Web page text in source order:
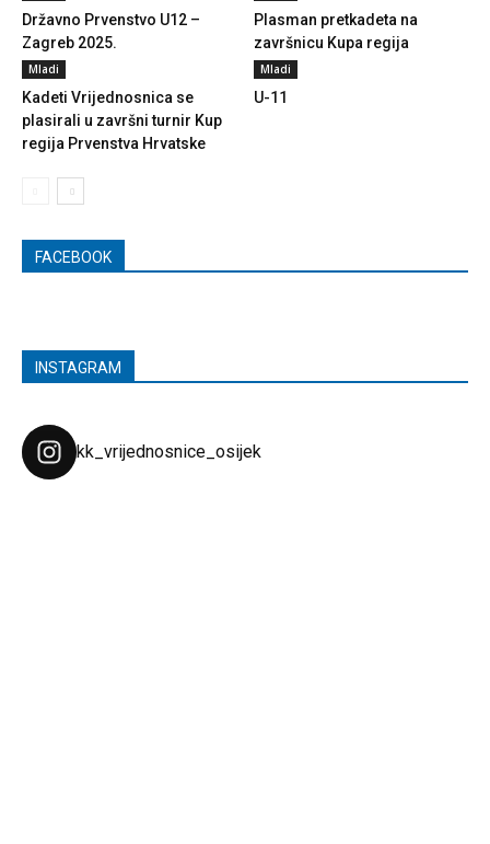
Državno Prvenstvo U12 –
Zagreb 2025.
Plasman pretkadeta na
završnicu Kupa regija
Mladi
Kadeti Vrijednosnica se
plasirali u završni turnir Kup
regija Prvenstva Hrvatske
Mladi
U-11
FACEBOOK
INSTAGRAM
kk_vrijednosnice_osijek